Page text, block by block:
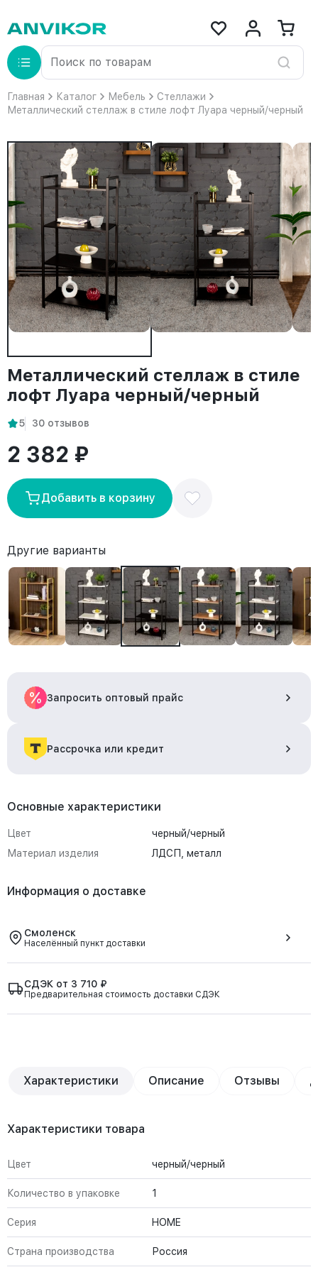
Главная Каталог Мебель
Стеллажи
Металлический стеллаж в стиле лофт Луара черный/черный
Металлический стеллаж в стиле
лофт Луара черный/черный
5 30 отзывов
2 382 ₽
Добавить в корзину
Другие варианты
Запросить оптовый прайс
Рассрочка или кредит
Основные характеристики
Цвет
черный/черный
Материал изделия
ЛДСП, металл
Информация о доставке
Смоленск
Населённый пункт доставки
СДЭК от 3 710 ₽
Предварительная стоимость доставки СДЭК
Характеристики Описание Отзывы
Характеристики товара
Цвет черный/черный
Количество в упаковке 1
Серия HOME
Страна производства Россия